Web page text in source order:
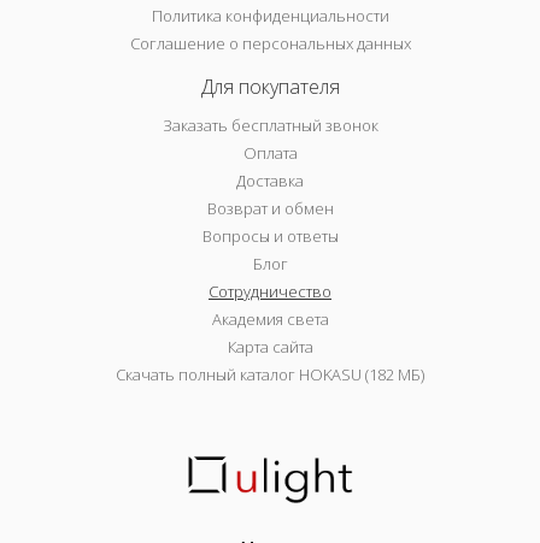
Политика конфиденциальности
Соглашение о персональных данных
Для покупателя
Заказать бесплатный звонок
Оплата
Доставка
Возврат и обмен
Вопросы и ответы
Блог
Сотрудничество
Академия света
Карта сайта
Скачать полный каталог HOKASU (182 МБ)